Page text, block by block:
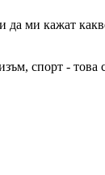
да ми кажат
спорт - това